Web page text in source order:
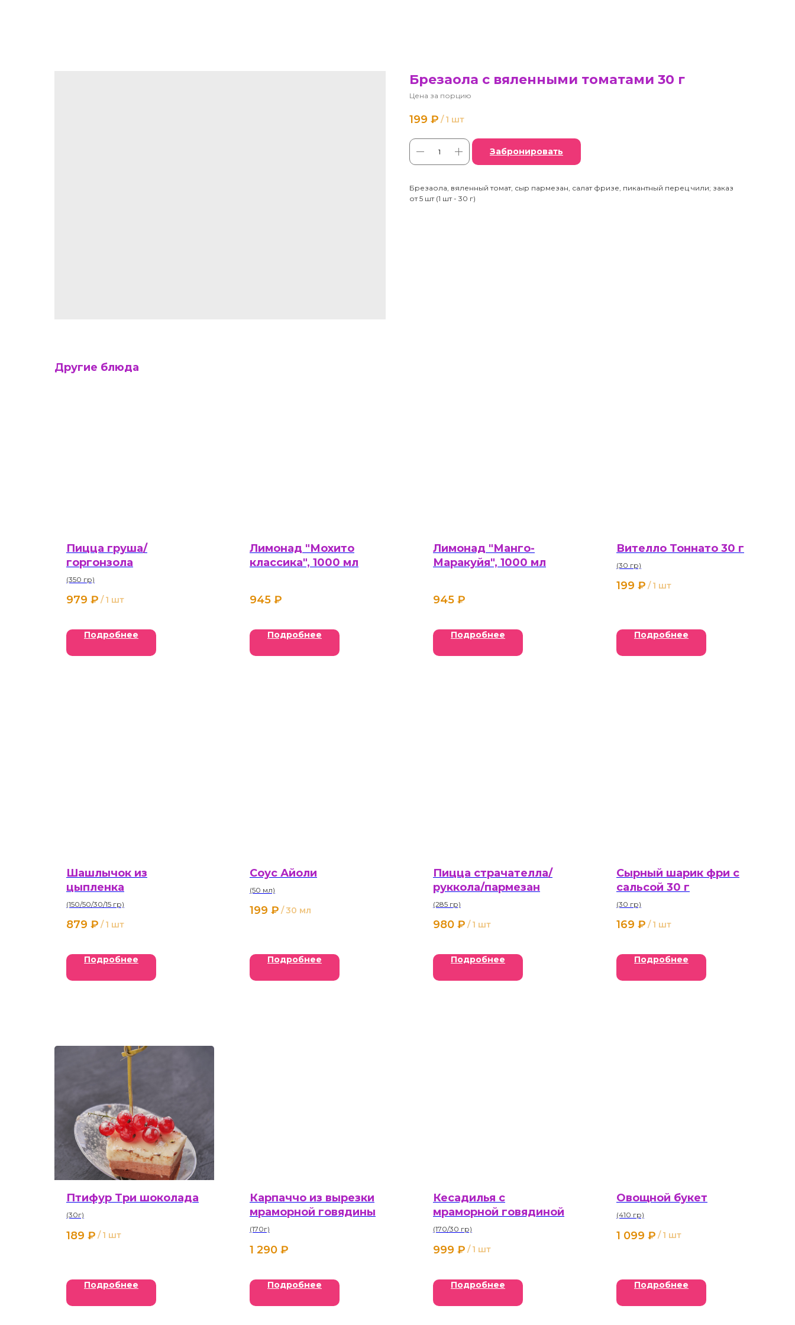
Брезаола с вяленными томатами 30 г
Цена за порцию
199 ₽ / 1 шт
Забронировать
Брезаола, вяленный томат, сыр пармезан, салат фризе, пикантный перец чили; заказ
от 5 шт (1 шт - 30 г)
Другие блюда
Пицца груша/
горгонзола
(350 гр)
979 ₽ / 1 шт
Подробнее
Лимонад "Мохито
классика", 1000 мл
945 ₽
Подробнее
Лимонад "Манго-
Маракуйя", 1000 мл
945 ₽
Подробнее
Вителло Тоннато 30 г
(30 гр)
199 ₽ / 1 шт
Подробнее
Шашлычок из
цыпленка
(150/50/30/15 гр)
879 ₽ / 1 шт
Подробнее
Соус Айоли
(50 мл)
199 ₽ /30 мл
Подробнее
Пицца страчателла/
руккола/пармезан
(285 гр)
980 ₽ / 1 шт
Подробнее
Сырный шарик фри с
сальсой 30 г
(30 гр)
169 ₽ / 1 шт
Подробнее
Птифур Три шоколада
(30г)
189 ₽ / 1 шт
Подробнее
Карпаччо из вырезки
мраморной говядины
(170г)
1 290 ₽
Подробнее
Кесадилья с
мраморной говядиной
(170/30 гр)
999 ₽ / 1 шт
Подробнее
Овощной букет
(410 гр)
1 099 ₽ / 1 шт
Подробнее